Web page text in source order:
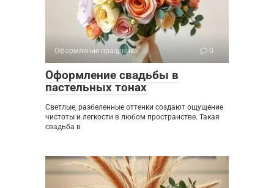
Оформление праздника 0
Оформление свадьбы в
пастельных тонах
Светлые, разбеленные оттенки создают ощущение
чистоты и легкости в любом пространстве. Такая
свадьба в